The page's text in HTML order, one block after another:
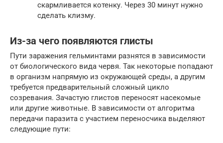
скармливается котенку. Через 30 минут нужно
сделать клизму.
Из-за чего появляются глисты
Пути заражения гельминтами разнятся в зависимости
от биологического вида червя. Так некоторые попадают
в организм напрямую из окружающей среды, а другим
требуется предварительный сложный цикло
созревания. Зачастую глистов переносят насекомые
или другие животные. В зависимости от алгоритма
передачи паразита с участием переносчика выделяют
следующие пути: